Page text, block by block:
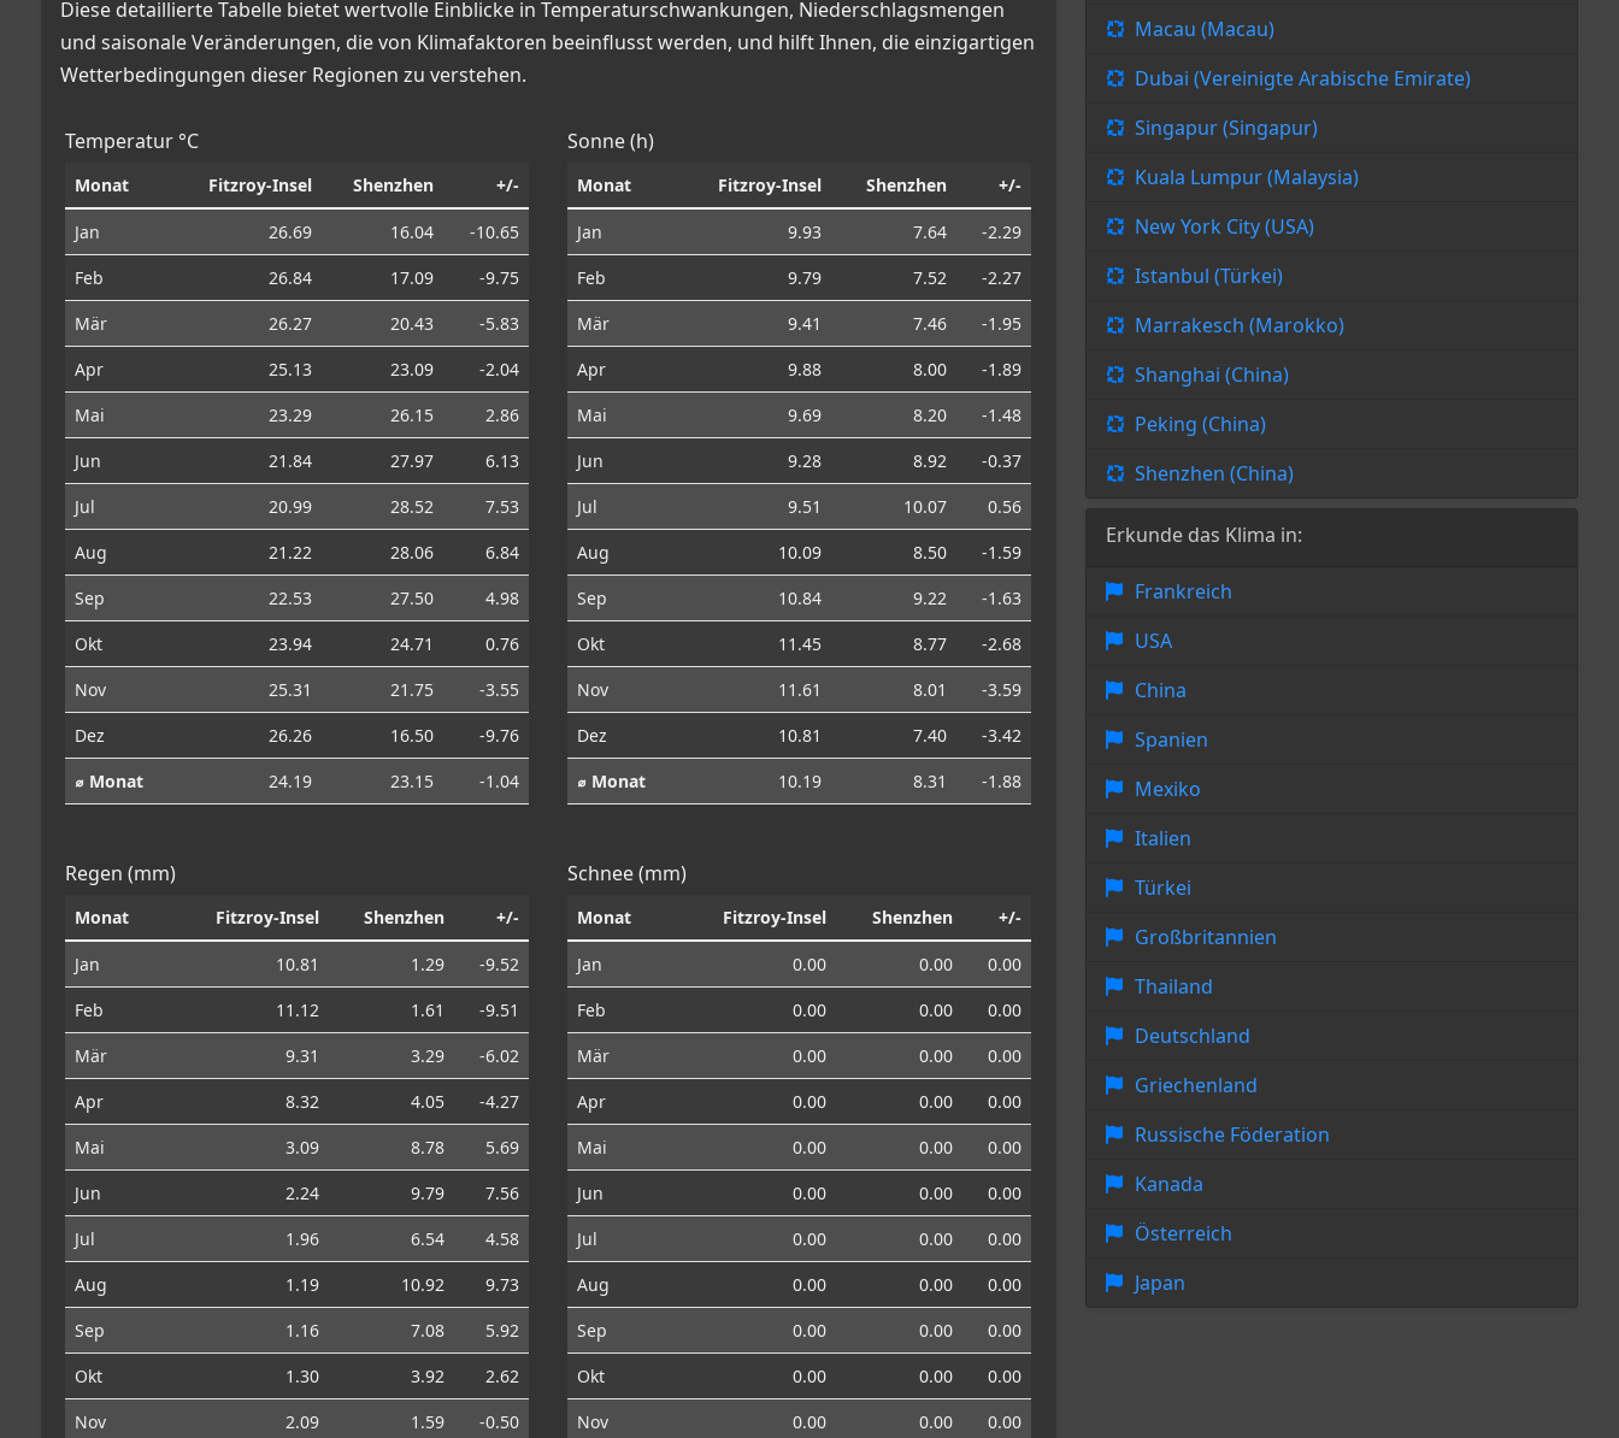
Diese detaillierte Tabelle bietet wertvolle Einblicke in Temperaturschwankungen, Niederschlagsmengen
und saisonale Veränderungen, die von Klimafaktoren beeinflusst werden, und hilft Ihnen, die einzigartigen
Wetterbedingungen dieser Regionen zu verstehen.
Temperatur °C
Monat Fitzroy-Insel Shenzhen +/-
Jan 26.69 16.04
-10.65
Feb
26.84 17.09
-9.75
Mär
26.27 20.43
-5.83
Apr
25.13 23.09
-2.04
Mai
23.29 26.15
2.86
Jun
21.84 27.97
6.13
Jul
20.99 28.52
7.53
Aug
21.22 28.06
6.84
Sep
22.53 27.50
4.98
Okt
23.94 24.71
0.76
Nov
25.31 21.75
-3.55
Dez
26.26 16.50
-9.76
⌀ Monat
24.19 23.15 -1.04
Sonne (h)
Monat Fitzroy-Insel Shenzhen +/-
Jan 9.93 7.64
-2.29
Feb
9.79 7.52
-2.27
Mär
9.41 7.46
-1.95
Apr
9.88 8.00
-1.89
Mai
9.69 8.20
-1.48
Jun
9.28 8.92
-0.37
Jul
9.51 10.07
0.56
Aug
10.09 8.50
-1.59
Sep
10.84 9.22
-1.63
Okt
11.45 8.77
-2.68
Nov
11.61 8.01
-3.59
Dez
10.81 7.40
-3.42
⌀ Monat
10.19 8.31 -1.88
Regen (mm)
Monat Fitzroy-Insel Shenzhen +/-
Jan 10.81 1.29
-9.52
Feb
11.12 1.61
-9.51
Mär
9.31 3.29
-6.02
Apr
8.32 4.05
-4.27
Mai
3.09 8.78
5.69
Jun
2.24 9.79
7.56
Jul
1.96 6.54
4.58
Aug
1.19 10.92
9.73
Sep
1.16 7.08
5.92
Okt
1.30 3.92
2.62
Nov
2.09 1.59 -0.50
Schnee (mm)
Monat Fitzroy-Insel Shenzhen +/-
Jan 0.00 0.00
0.00
Feb
0.00 0.00
0.00
Mär
0.00 0.00
0.00
Apr
0.00 0.00
0.00
Mai
0.00 0.00
0.00
Jun
0.00 0.00
0.00
Jul
0.00 0.00
0.00
Aug
0.00 0.00
0.00
Sep
0.00 0.00
0.00
Okt
0.00 0.00
0.00
Nov
0.00 0.00 0.00
Macau (Macau)
Dubai (Vereinigte Arabische Emirate)
Singapur (Singapur)
Kuala Lumpur (Malaysia)
New York City (USA)
Istanbul (Türkei)
Marrakesch (Marokko)
Shanghai (China)
Peking (China)
Shenzhen (China)
Erkunde das Klima in:
Frankreich
USA
China
Spanien
Mexiko
Italien
Türkei
Großbritannien
Thailand
Deutschland
Griechenland
Russische Föderation
Kanada
Österreich
Japan